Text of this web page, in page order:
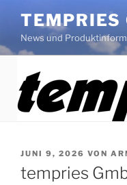
Inhalt
springen
TEMPRIES
News und
VERÖFFENTLICHT
AM
JUNI 9, 2026 VON
tempries